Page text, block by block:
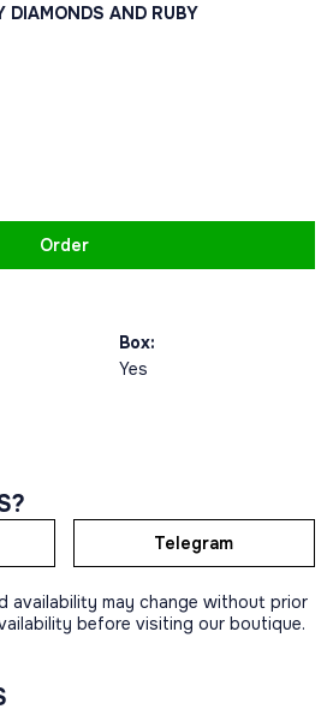
DIAMONDS AND RUBY
Order
Box:
Yes
Telegram
availability may change without prior
before visiting our boutique.